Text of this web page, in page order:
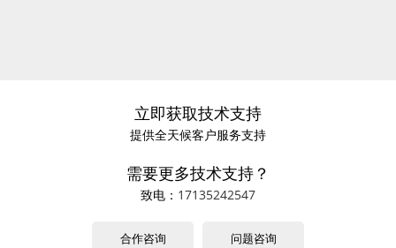
立即获取技术支持
提供全天候客户服务支持
需要更多技术支持？
致电： 17135242547
合作咨询 问题咨询